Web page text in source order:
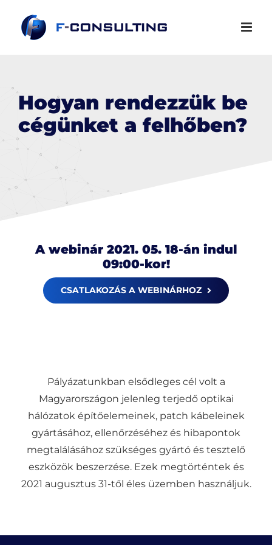
Hogyan rendezzük be
cégünket a felhőben?
A webinár 2021. 05. 18-án indul
09:00-kor!
CSATLAKOZÁS A WEBINÁRHOZ
Pályázatunkban elsődleges cél volt a
Magyarországon jelenleg terjedő optikai
hálózatok építőelemeinek, patch kábeleinek
gyártásához, ellenőrzéséhez és hibapontok
megtalálásához szükséges gyártó és tesztelő
eszközök beszerzése. Ezek megtörténtek és
2021 augusztus 31-től éles üzemben használjuk.